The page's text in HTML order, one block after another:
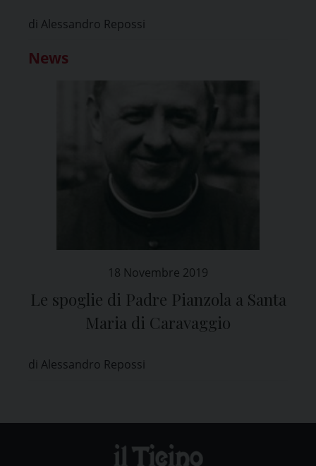
di Alessandro Repossi
News
18 Novembre 2019
Le spoglie di Padre Pianzola a Santa
Maria di Caravaggio
di Alessandro Repossi